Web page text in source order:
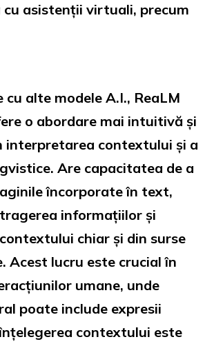
asistenții virtuali, precum
alte modele A.I., ReaLM
o abordare mai intuitivă și
interpretarea contextului și a
Are capacitatea de a
încorporate în text,
informațiilor și
chiar și din surse
Acest lucru este crucial în
umane, unde
poate include expresii
contextului este